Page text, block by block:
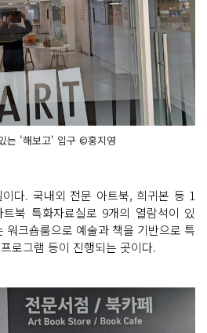
는 '해보고' 입구 ©홍지영
다. 국내외 전문 아트북, 희귀본 등 1
북 특화자료실로 9개의 열람석이 있
크숍룸으로 예술과 책을 기반으로 특
로그램 등이 진행되는 곳이다.